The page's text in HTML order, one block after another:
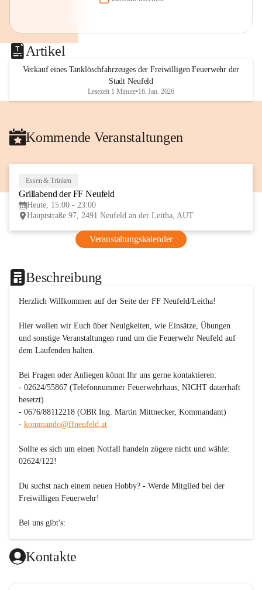
Artikel
Verkauf eines Tanklöschfahrzeuges der Freiwilligen Feuerwehr der
Stadt Neufeld
Lesezeit 1 Minute•16. Jan. 2026
Kommende Veranstaltungen
Essen & Trinken
Grillabend der FF Neufeld
Heute, 15:00 - 23:00
Hauptstraße 97, 2491 Neufeld an der Leitha, AUT
Veranstaltungskalender
Beschreibung
Herzlich Willkommen auf der Seite der FF Neufeld/Leitha!
Hier wollen wir Euch über Neuigkeiten, wie Einsätze, Übungen
und sonstige Veranstaltungen rund um die Feuerwehr Neufeld auf
dem Laufenden halten.
Bei Fragen oder Anliegen könnt Ihr uns gerne kontaktieren:
- 02624/55867 (Telefonnummer Feuerwehrhaus, NICHT dauerhaft
besetzt)
- 0676/88112218 (OBR Ing. Martin Mittnecker, Kommandant)
- kommando@ffneufeld.at
Sollte es sich um einen Notfall handeln zögere nicht und wähle:
02624/122!
Du suchst nach einem neuen Hobby? - Werde Mitglied bei der
Freiwilligen Feuerwehr!
Bei uns gibt's:
🚒 spannende Übungen und Einsätze
🚒 interessante Ausbildungen mit Tipps und Tricks fürs Leben
Kontakte